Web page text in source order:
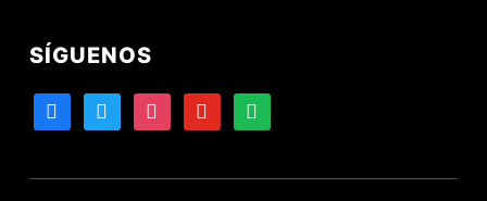
SÍGUENOS
facebooktwitter instagramyoutube spotify